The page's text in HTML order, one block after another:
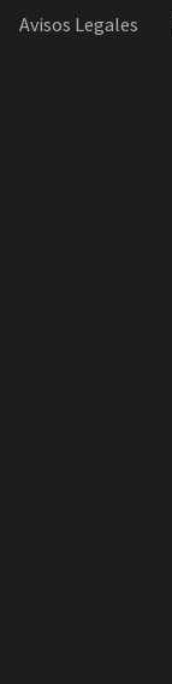
Avisos Legales